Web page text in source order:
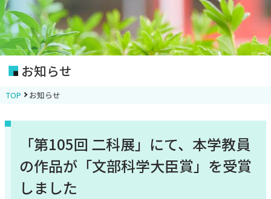
お知らせ
TOP お知らせ
「第105回 二科展」にて、本学教員
の作品が「文部科学大臣賞」を受賞
しました